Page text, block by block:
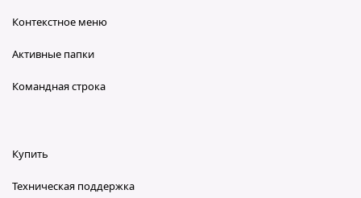
Контекстное меню
Активные папки
Командная строка
Купить
Техническая поддержка